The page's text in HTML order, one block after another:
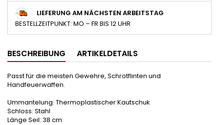
LIEFERUNG AM NÄCHSTEN ARBEITSTAG
BESTELLZEITPUNKT: MO – FR BIS 12 UHR
BESCHREIBUNG ARTIKELDETAILS
Passt für die meisten Gewehre, Schrotflinten und
Handfeuerwaffen.
Ummantelung: Thermoplastischer Kautschuk
Schloss: Stahl
Länge Seil: 38 cm